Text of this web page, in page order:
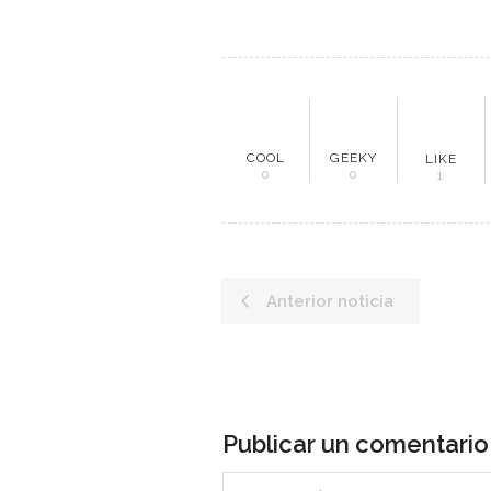
COOL
0
GEEKY
0
LIKE
1
Anterior noticia
Publicar un comentario
Es una revista digital ecuatoriana